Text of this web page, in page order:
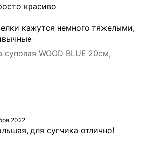
красиво
кажутся немного тяжелыми,
WOOD BLUE 20см,
2022
для супчика отлично!